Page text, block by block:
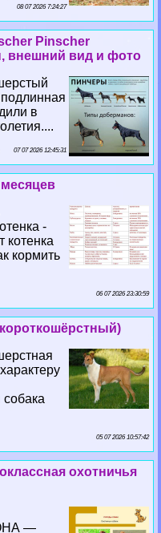
08 07 2026 7:24:27
Pinscher
внешний вид и фото
в
07 07 2026 12:45:31
-
котенка
кормить
06 07 2026 23:30:59
05 07 2026 10:57:42
охотничья
—